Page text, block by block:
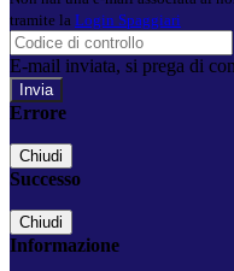
tramite la Login Spaggiari
E-mail inviata, si prega di
Errore
Chiudi
Successo
Chiudi
Informazione